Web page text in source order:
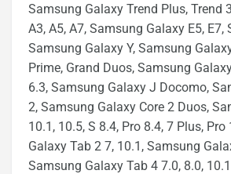
Samsung Galaxy Trend Plus, Trend
A3, A5, A7, Samsung Galaxy E5, E7,
Samsung Galaxy Y, Samsung
Prime, Grand Duos, Samsung
6.3, Samsung Galaxy J Docomo,
2, Samsung Galaxy Core 2 Duos,
10.1, 10.5, S 8.4, Pro 8.4, 7 Plus,
Galaxy Tab 2 7, 10.1, Samsung
Samsung Galaxy Tab 4 7.0, 8.0, 10.1